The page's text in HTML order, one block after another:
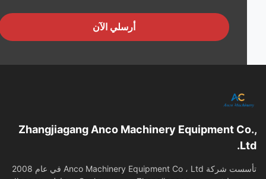
أرسلي الآن
Zhangjiagang Anco Machinery Equipment
تأسست شركة Anco Machinery Equipment Co ، Ltd في عام 2008